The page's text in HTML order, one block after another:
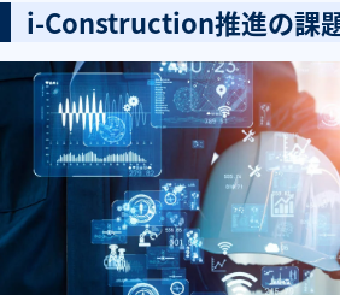
i-Construction推進の課